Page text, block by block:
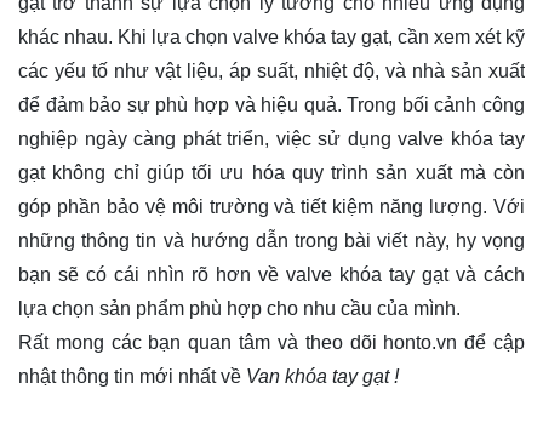
khác nhau. Khi lựa chọn valve khóa tay gạt, cần xem xét kỹ
các yếu tố như vật liệu, áp suất, nhiệt độ, và nhà sản xuất
để đảm bảo sự phù hợp và hiệu quả. Trong bối cảnh công
nghiệp ngày càng phát triển, việc sử dụng valve khóa tay
gạt không chỉ giúp tối ưu hóa quy trình sản xuất mà còn
góp phần bảo vệ môi trường và tiết kiệm năng lượng. Với
những thông tin và hướng dẫn trong bài viết này, hy vọng
bạn sẽ có cái nhìn rõ hơn về valve khóa tay gạt và cách
lựa chọn sản phẩm phù hợp cho nhu cầu của mình.
Rất mong các bạn quan tâm và theo dõi honto.vn để cập
nhật thông tin mới nhất về Van khóa tay gạt !